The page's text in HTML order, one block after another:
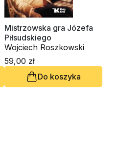
Mistrzowska gra Józefa
Piłsudskiego
Wojciech Roszkowski
59,00 zł
Do koszyka